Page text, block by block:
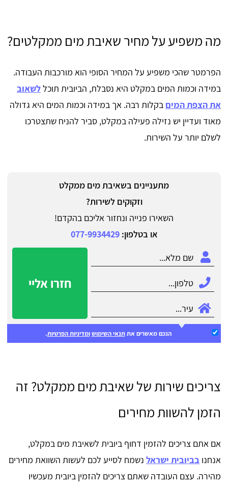
מה משפיע על מחיר שאיבת מים ממקלטים?
הפרמטר שהכי משפיע על המחיר הסופי הוא מורכבות העבודה.
במידה וכמות המים במקלט היא נסבלת, הביובית תוכללשאוב
את הצפת המים בקלות רבה. אך במידה וכמות המים היא גדולה
מאוד ועדיין יש נזילה פעילה במקלט, סביר להניח שתצטרכו
לשלם יותר על השירות.
מתעניינים בשאיבת מים ממקלט
וזקוקים לשירות?
השאירו פנייה ונחזור אליכם בהקדם!
או בטלפון:077-9934429
חזרו אליי
הנכם מאשרים אתתנאי השימוש ומדיניות הפרטיות.
צריכים שירות של שאיבת מים ממקלט? זה
הזמן להשוות מחירים
אם אתם צריכים להזמין דחוף ביובית לשאיבת מים במקלט,
אנחנו בביובית ישראל נשמח לסייע לכם לעשות השוואת מחירים
מהירה. עצם העובדה שאתם צריכים להזמין ביובית מעכשיו